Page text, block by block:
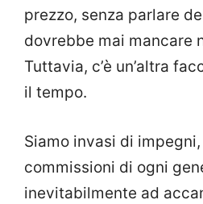
prezzo, senza parlare
dovrebbe mai mancare
Tuttavia, c’è un’altra
il tempo.
Siamo invasi di
commissioni di ogni
inevitabilmente ad